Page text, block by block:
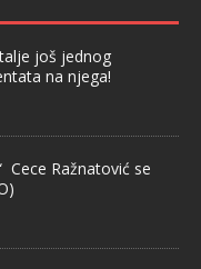
još jednog
na njega!
Cece Ražnatović se